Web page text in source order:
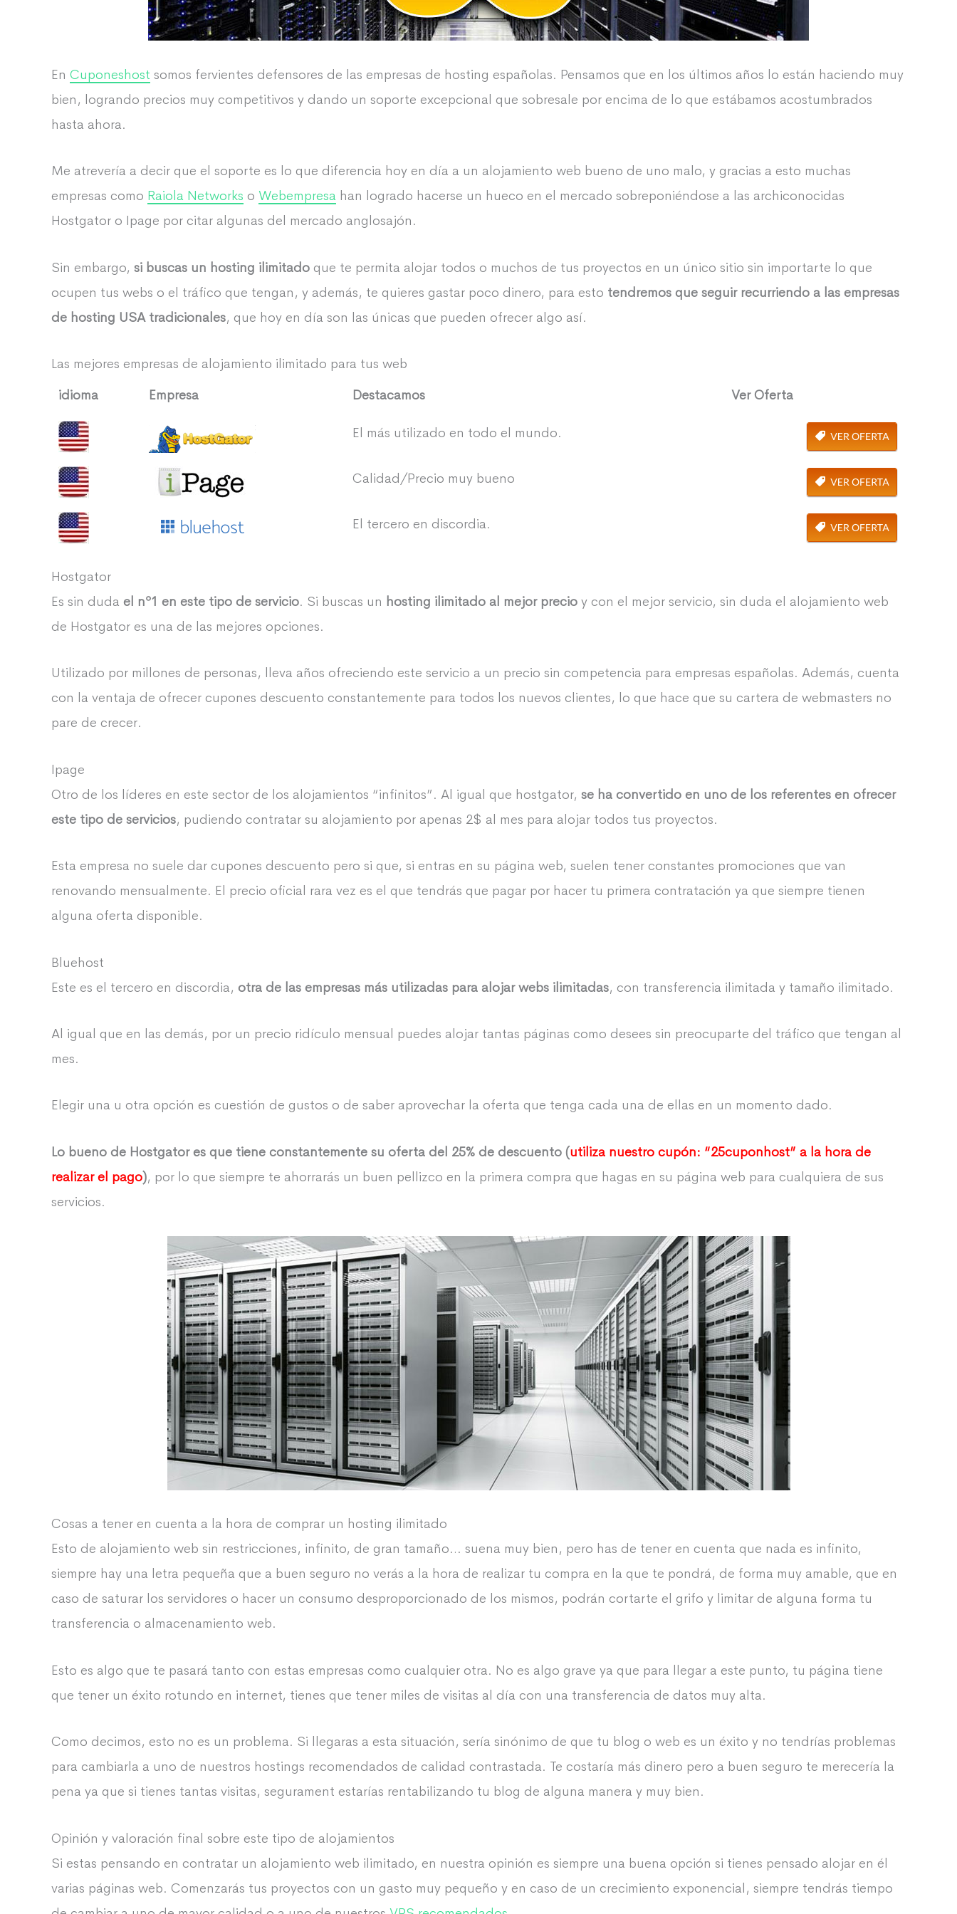
En Cuponeshost somos fervientes defensores de las empresas de hosting españolas. Pensamos que en los últimos años lo están haciendo muy
bien, logrando precios muy competitivos y dando un soporte excepcional que sobresale por encima de lo que estábamos acostumbrados
hasta ahora.
Me atrevería a decir que el soporte es lo que diferencia hoy en día a un alojamiento web bueno de uno malo, y gracias a esto muchas
empresas como Raiola Networks o Webempresa han logrado hacerse un hueco en el mercado sobreponiéndose a las archiconocidas
Hostgator o Ipage por citar algunas del mercado anglosajón.
Sin embargo, si buscas un hosting ilimitado que te permita alojar todos o muchos de tus proyectos en un único sitio sin importarte lo que
ocupen tus webs o el tráfico que tengan, y además, te quieres gastar poco dinero, para esto tendremos que seguir recurriendo a las empresas
de hosting USA tradicionales, que hoy en día son las únicas que pueden ofrecer algo así.
Las mejores empresas de alojamiento ilimitado para tus web
idioma
Empresa Destacamos Ver Oferta
El más utilizado en todo el mundo.
Calidad/Precio muy bueno
El tercero en discordia.
Hostgator
Es sin duda el nº1 en este tipo de servicio. Si buscas un hosting ilimitado al mejor precio y con el mejor servicio, sin duda el alojamiento web
de Hostgator es una de las mejores opciones.
Utilizado por millones de personas, lleva años ofreciendo este servicio a un precio sin competencia para empresas españolas. Además, cuenta
con la ventaja de ofrecer cupones descuento constantemente para todos los nuevos clientes, lo que hace que su cartera de webmasters no
pare de crecer.
Ipage
Otro de los líderes en este sector de los alojamientos “infinitos”. Al igual que hostgator, se ha convertido en uno de los referentes en ofrecer
este tipo de servicios, pudiendo contratar su alojamiento por apenas 2$ al mes para alojar todos tus proyectos.
Esta empresa no suele dar cupones descuento pero si que, si entras en su página web, suelen tener constantes promociones que van
renovando mensualmente. El precio oficial rara vez es el que tendrás que pagar por hacer tu primera contratación ya que siempre tienen
alguna oferta disponible.
Bluehost
Este es el tercero en discordia, otra de las empresas más utilizadas para alojar webs ilimitadas, con transferencia ilimitada y tamaño ilimitado.
Al igual que en las demás, por un precio ridículo mensual puedes alojar tantas páginas como desees sin preocuparte del tráfico que tengan al
mes.
Elegir una u otra opción es cuestión de gustos o de saber aprovechar la oferta que tenga cada una de ellas en un momento dado.
Lo bueno de Hostgator es que tiene constantemente su oferta del 25% de descuento (utiliza nuestro cupón: “25cuponhost” a la hora de
realizar el pago), por lo que siempre te ahorrarás un buen pellizco en la primera compra que hagas en su página web para cualquiera de sus
servicios.
Cosas a tener en cuenta a la hora de comprar un hosting ilimitado
Esto de alojamiento web sin restricciones, infinito, de gran tamaño… suena muy bien, pero has de tener en cuenta que nada es infinito,
siempre hay una letra pequeña que a buen seguro no verás a la hora de realizar tu compra en la que te pondrá, de forma muy amable, que en
caso de saturar los servidores o hacer un consumo desproporcionado de los mismos, podrán cortarte el grifo y limitar de alguna forma tu
transferencia o almacenamiento web.
Esto es algo que te pasará tanto con estas empresas como cualquier otra. No es algo grave ya que para llegar a este punto, tu página tiene
que tener un éxito rotundo en internet, tienes que tener miles de visitas al día con una transferencia de datos muy alta.
Como decimos, esto no es un problema. Si llegaras a esta situación, sería sinónimo de que tu blog o web es un éxito y no tendrías problemas
para cambiarla a uno de nuestros hostings recomendados de calidad contrastada. Te costaría más dinero pero a buen seguro te merecería la
pena ya que si tienes tantas visitas, segurament estarías rentabilizando tu blog de alguna manera y muy bien.
Opinión y valoración final sobre este tipo de alojamientos
Si estas pensando en contratar un alojamiento web ilimitado, en nuestra opinión es siempre una buena opción si tienes pensado alojar en él
varias páginas web. Comenzarás tus proyectos con un gasto muy pequeño y en caso de un crecimiento exponencial, siempre tendrás tiempo